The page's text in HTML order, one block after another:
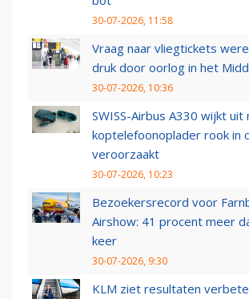
30-07-2026, 11:58
Vraag naar vliegtickets
druk door oorlog in het
30-07-2026, 10:36
SWISS-Airbus A330 wijkt uit
koptelefoonoplader rook in
veroorzaakt
30-07-2026, 10:23
Bezoekersrecord voor
Airshow: 41 procent meer
keer
30-07-2026, 9:30
KLM ziet resultaten